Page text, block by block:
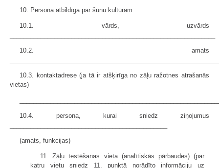
10. Persona atbildīga par šūnu kultūrām
10.1. vārds, uzvārds
10.2. amats
10.3. kontaktadrese (ja tā ir atšķirīga no zāļu ražotnes atrašanās
vietas)
10.4. persona, kurai sniedz ziņojumus
(amats, funkcijas)
11. Zāļu testēšanas vieta (analītiskās pārbaudes) (par
katru vietu sniedz 11. punktā norādīto informāciju uz